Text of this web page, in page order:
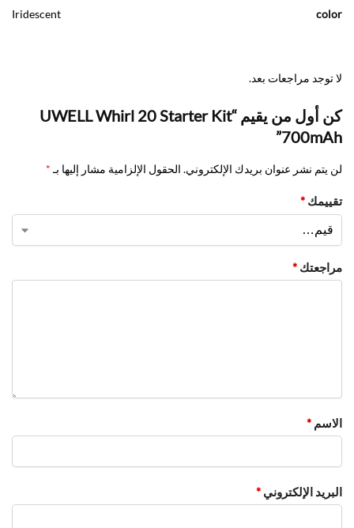
color
Iridescent
لا توجد مراجعات بعد.
كن أول من يقيم “UWELL Whirl 20 Starter Kit
700mAh”
لن يتم نشر عنوان بريدك الإلكتروني. الحقول الإلزامية مشار إليها بـ *
تقييمك *
مراجعتك *
الاسم *
البريد الإلكتروني *